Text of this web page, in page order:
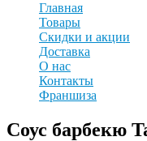
Главная
Товары
Скидки и акции
Доставка
О нас
Контакты
Франшиза
Соус барбекю